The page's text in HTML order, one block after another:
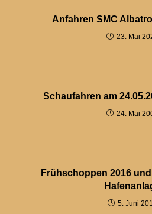
Anfahren SMC
23. Mai
Schaufahren am
24. Mai
Frühschoppen 2016
5. Juni